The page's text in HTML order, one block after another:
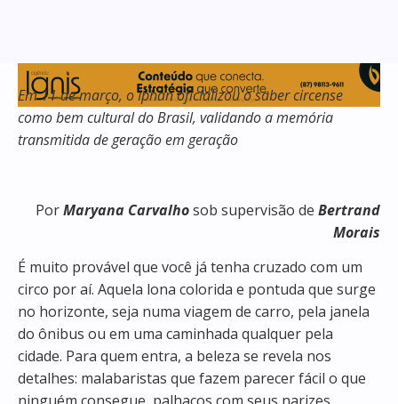
Em 11 de março, o Iphan oficializou o saber circense
como bem cultural do Brasil, validando a memória
transmitida de geração em geração
PorMaryana Carvalhosob supervisão de Bertrand
Morais
É muito provável que você já tenha cruzado com um
circo por aí. Aquela lona colorida e pontuda que surge
no horizonte, seja numa viagem de carro, pela janela
do ônibus ou em uma caminhada qualquer pela
cidade. Para quem entra, a beleza se revela nos
detalhes: malabaristas que fazem parecer fácil o que